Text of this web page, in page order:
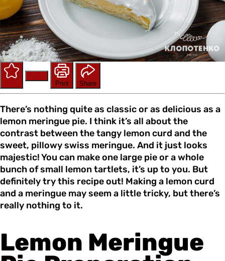
Print
Share
There’s nothing quite as classic or as delicious as a
lemon meringue pie. I think it’s all about the
contrast between the tangy lemon curd and the
sweet, pillowy swiss meringue. And it just looks
majestic! You can make one large pie or a whole
bunch of small lemon tartlets, it’s up to you. But
definitely try this recipe out! Making a lemon curd
and a meringue may seem a little tricky, but there’s
really nothing to it.
Lemon Meringue